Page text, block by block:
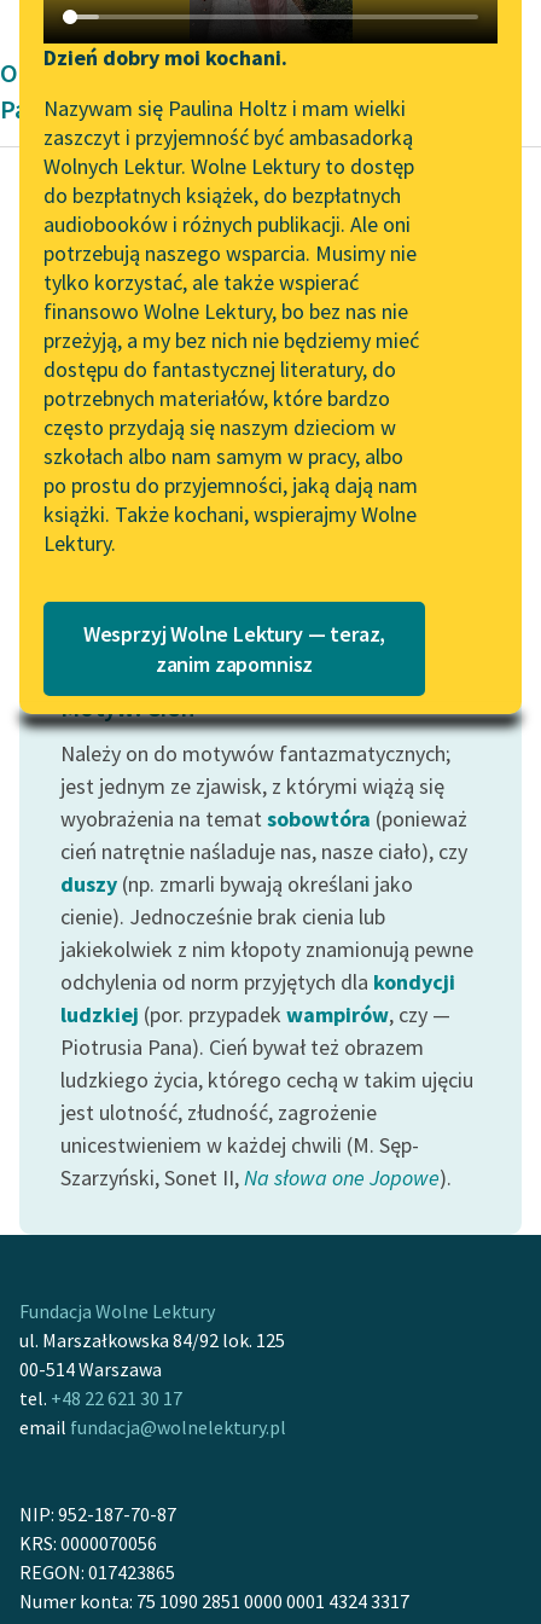
Katalog DAISY
Podkasty o książkach
Zgłoś brak utworu
Aktualności
Zapraszamy na spotkanie
online z tłumaczkami
literatury skandynawskiej
Spotkanie z Katarzyną
Tunkiel w Oslo
Wolne Lektury na 32.
Pol’and’Rock Festivalu
„Kochanek Lady
Chatterley” do słuchania
na Wolnych Lekturach
Nowy audiobook –
„Marzenie o Oriencie”
Lektury szkolne i klasyka
literatury do słuchania dla
uczennic i uczniów z
niepełnosprawnościami
E-kolekcja lektur
szkolnych i literatury do
słuchania dla uczennic i
uczniów z
niepełnosprawnościami
Feministyczne inspiracje.
Popularyzacja
skandynawskiej literatury
feministycznej
Ręce pełne poezji
twórców przechodzących
Starego Testamentu
Odkurzamy bohaterów
Szkoła Poezji Wolnych
Narzędzia
Mapa Wolnych Lektur
Leśmianator
Przewodnik dla piszących i
czytających
API
OAI-PMH
Widget Wolnych Lektur
Przypisy
Katalog w formacie PDF
Kontakt
O projekcie
Dzień dobry moi kochani.
Nazywam się Paulina Holtz i mam wielki
zaszczyt i przyjemność być ambasadorką
Wolnych Lektur. Wolne Lektury to dostęp
do bezpłatnych książek, do bezpłatnych
audiobooków i różnych publikacji. Ale oni
potrzebują naszego wsparcia. Musimy nie
tylko korzystać, ale także wspierać
finansowo Wolne Lektury, bo bez nas nie
przeżyją, a my bez nich nie będziemy mieć
dostępu do fantastycznej literatury, do
potrzebnych materiałów, które bardzo
często przydają się naszym dzieciom w
szkołach albo nam samym w pracy, albo
po prostu do przyjemności, jaką dają nam
książki. Także kochani, wspierajmy Wolne
Lektury.
Wesprzyj Wolne Lektury — teraz,
zanim zapomnisz
Opowiadanie okresu współczesności Joanny
Papuzińskiej
Joanna Papuzińska
Nasza mama
czarodziejka
Ale któregoś dnia,
gdyśmy tam przyszli,
pod sosną nie było w
ogóle cienia, tylko
wszędzie...
Motyw: Cień
Należy on do motywów fantazmatycznych;
jest jednym ze zjawisk, z którymi wiążą się
wyobrażenia na temat sobowtóra (ponieważ
cień natrętnie naśladuje nas, nasze ciało), czy
duszy (np. zmarli bywają określani jako
cienie). Jednocześnie brak cienia lub
jakiekolwiek z nim kłopoty znamionują pewne
odchylenia od norm przyjętych dla kondycji
ludzkiej (por. przypadek wampirów, czy —
Piotrusia Pana). Cień bywał też obrazem
ludzkiego życia, którego cechą w takim ujęciu
jest ulotność, złudność, zagrożenie
unicestwieniem w każdej chwili (M. Sęp-
Szarzyński, Sonet II,Na słowa one Jopowe).
Fundacja Wolne Lektury
ul. Marszałkowska 84/92 lok. 125
00-514 Warszawa
tel. +48 22 621 30 17
email fundacja@wolnelektury.pl
NIP: 952-187-70-87
KRS: 0000070056
REGON: 017423865
Numer konta: 75 1090 2851 0000 0001 4324 3317